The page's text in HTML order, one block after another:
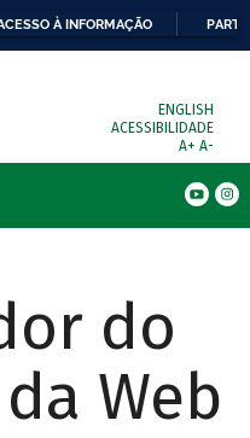
À INFORMAÇÃO
ENGLISH
ACESSIBILIDADE
A+ A-
do
Web